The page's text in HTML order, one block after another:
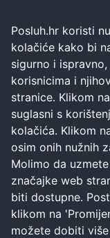
Posluh.hr koristi
kolačiće kako bi
sigurno i
korisnicima i
stranice. Klikom
suglasni s
kolačića. Klikom
osim onih nužnih
Molimo da
značajke web
biti dostupne.
klikom na
možete dobiti